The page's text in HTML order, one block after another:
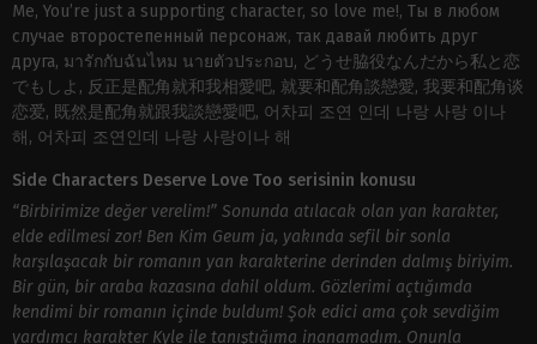
Me, You’re just a supporting character, so love me!, Ты в любом
случае второстепенный персонаж, так давай любить друг
друга, มารักกับฉันไหม นายตัวประกอบ, どうせ脇役なんだから私と恋
でもしよ, 反正是配角就和我相愛吧, 就要和配角談戀愛, 我要和配角谈
恋爱, 既然是配角就跟我談戀愛吧, 어차피 조연 인데 나랑 사랑 이나
해, 어차피 조연인데 나랑 사랑이나 해
Side Characters Deserve Love Too serisinin konusu
“Birbirimize değer verelim!” Sonunda atılacak olan yan karakter,
elde edilmesi zor! Ben Kim Geum ja, yakında sefil bir sonla
karşılaşacak bir romanın yan karakterine derinden dalmış biriyim.
Bir gün, bir araba kazasına dahil oldum. Gözlerimi açtığımda
kendimi bir romanın içinde buldum! Şok edici ama çok sevdiğim
yardımcı karakter Kyle ile tanıştığıma inanamadım. Onunla